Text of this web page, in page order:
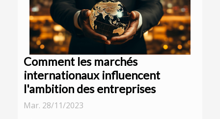
Comment les marchés
internationaux influencent
l'ambition des entreprises
Mar. 28/11/2023